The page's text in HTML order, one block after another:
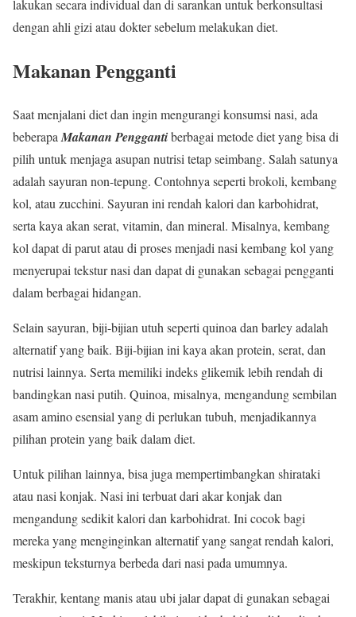
lakukan secara individual dan di sarankan untuk berkonsultasi
dengan ahli gizi atau dokter sebelum melakukan diet.
Makanan Pengganti
Saat menjalani diet dan ingin mengurangi konsumsi nasi, ada
beberapa Makanan Penggantiberbagai metode diet yang bisa di
pilih untuk menjaga asupan nutrisi tetap seimbang. Salah satunya
adalah sayuran non-tepung. Contohnya seperti brokoli, kembang
kol, atau zucchini. Sayuran ini rendah kalori dan karbohidrat,
serta kaya akan serat, vitamin, dan mineral. Misalnya, kembang
kol dapat di parut atau di proses menjadi nasi kembang kol yang
menyerupai tekstur nasi dan dapat di gunakan sebagai pengganti
dalam berbagai hidangan.
Selain sayuran, biji-bijian utuh seperti quinoa dan barley adalah
alternatif yang baik. Biji-bijian ini kaya akan protein, serat, dan
nutrisi lainnya. Serta memiliki indeks glikemik lebih rendah di
bandingkan nasi putih. Quinoa, misalnya, mengandung sembilan
asam amino esensial yang di perlukan tubuh, menjadikannya
pilihan protein yang baik dalam diet.
Untuk pilihan lainnya, bisa juga mempertimbangkan shirataki
atau nasi konjak. Nasi ini terbuat dari akar konjak dan
mengandung sedikit kalori dan karbohidrat. Ini cocok bagi
mereka yang menginginkan alternatif yang sangat rendah kalori,
meskipun teksturnya berbeda dari nasi pada umumnya.
Terakhir, kentang manis atau ubi jalar dapat di gunakan sebagai